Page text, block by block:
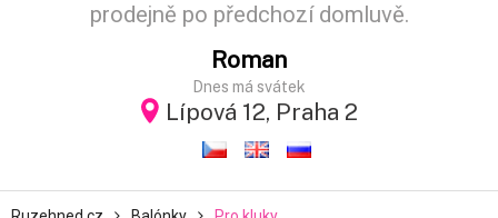
Roman
Dnes má svátek
Lípová 12, Praha 2
prodejně po předchozí domluvě.